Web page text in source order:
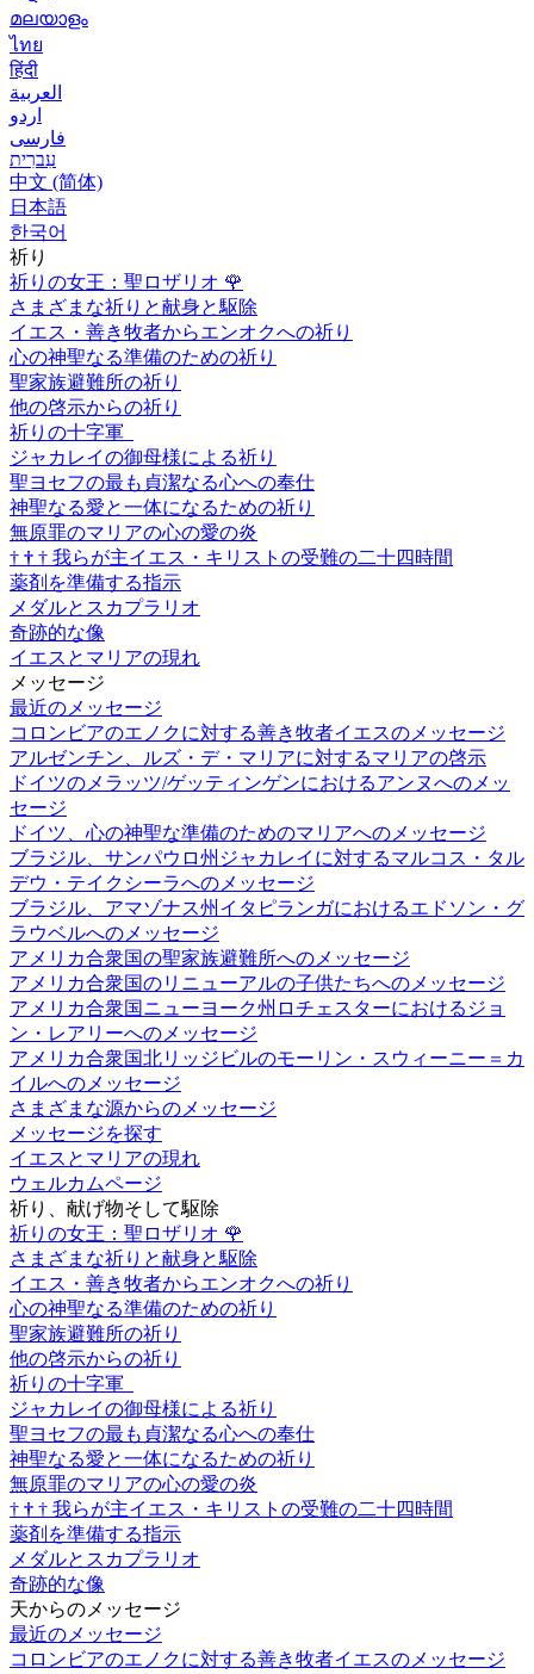
മലയാളം
ไทย
हिंदी
العربية
اردو
فارسی
עִברִית
中文 (简体)
日本語
한국어
祈り
祈りの女王：聖ロザリオ 🌹
さまざまな祈りと献身と駆除
イエス・善き牧者からエンオクへの祈り
心の神聖なる準備のための祈り
聖家族避難所の祈り
他の啓示からの祈り
祈りの十字軍
ジャカレイの御母様による祈り
聖ヨセフの最も貞潔なる心への奉仕
神聖なる愛と一体になるための祈り
無原罪のマリアの心の愛の炎
† † † 我らが主イエス・キリストの受難の二十四時間
薬剤を準備する指示
メダルとスカプラリオ
奇跡的な像
イエスとマリアの現れ
メッセージ
最近のメッセージ
コロンビアのエノクに対する善き牧者イエスのメッセージ
アルゼンチン、ルズ・デ・マリアに対するマリアの啓示
ドイツのメラッツ/ゲッティンゲンにおけるアンヌへのメッ
セージ
ドイツ、心の神聖な準備のためのマリアへのメッセージ
ブラジル、サンパウロ州ジャカレイに対するマルコス・タル
デウ・テイクシーラへのメッセージ
ブラジル、アマゾナス州イタピランガにおけるエドソン・グ
ラウベルへのメッセージ
アメリカ合衆国の聖家族避難所へのメッセージ
アメリカ合衆国のリニューアルの子供たちへのメッセージ
アメリカ合衆国ニューヨーク州ロチェスターにおけるジョ
ン・レアリーへのメッセージ
アメリカ合衆国北リッジビルのモーリン・スウィーニー＝カ
イルへのメッセージ
さまざまな源からのメッセージ
メッセージを探す
イエスとマリアの現れ
ウェルカムページ
祈り、献げ物そして駆除
祈りの女王：聖ロザリオ 🌹
さまざまな祈りと献身と駆除
イエス・善き牧者からエンオクへの祈り
心の神聖なる準備のための祈り
聖家族避難所の祈り
他の啓示からの祈り
祈りの十字軍
ジャカレイの御母様による祈り
聖ヨセフの最も貞潔なる心への奉仕
神聖なる愛と一体になるための祈り
無原罪のマリアの心の愛の炎
† † † 我らが主イエス・キリストの受難の二十四時間
薬剤を準備する指示
メダルとスカプラリオ
奇跡的な像
天からのメッセージ
最近のメッセージ
コロンビアのエノクに対する善き牧者イエスのメッセージ